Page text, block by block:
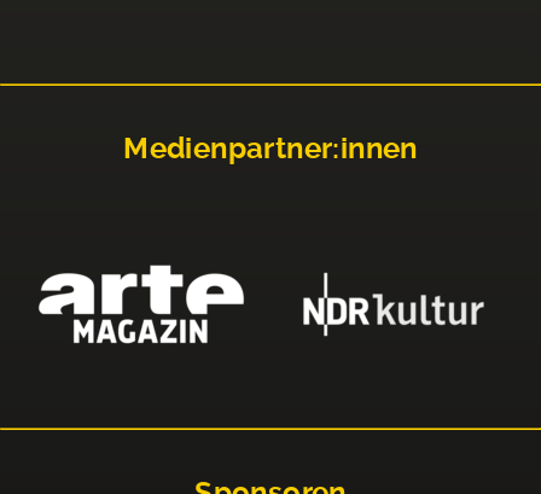
Medienpartner:innen